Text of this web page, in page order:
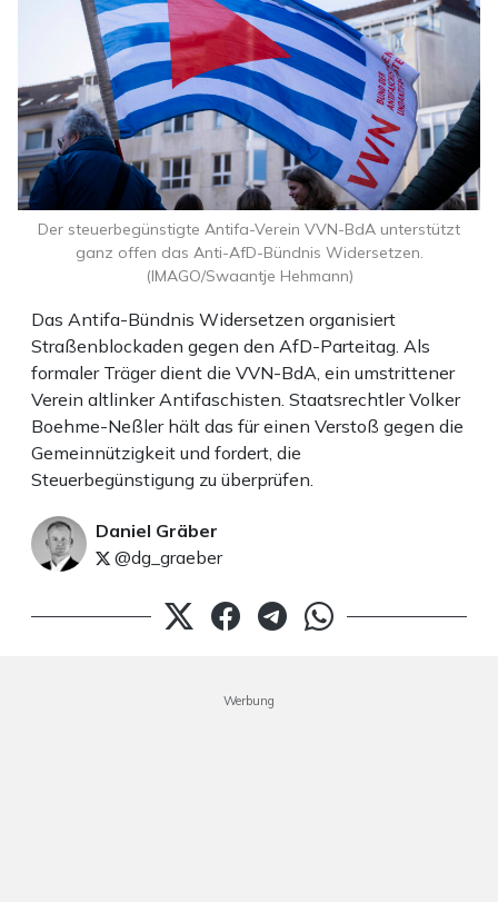
Das Antifa-Bündnis Widersetzen organisiert
Straßenblockaden gegen den AfD-Parteitag. Als
formaler Träger dient die VVN-BdA, ein umstrittener
Verein altlinker Antifaschisten. Staatsrechtler Volker
Boehme-Neßler hält das für einen Verstoß gegen die
Gemeinnützigkeit und fordert, die
Steuerbegünstigung zu überprüfen.
Daniel Gräber
@dg_graeber
Der steuerbegünstigte Antifa-Verein VVN-BdA unterstützt
ganz offen das Anti-AfD-Bündnis Widersetzen.
(IMAGO/Swaantje Hehmann)
Werbung